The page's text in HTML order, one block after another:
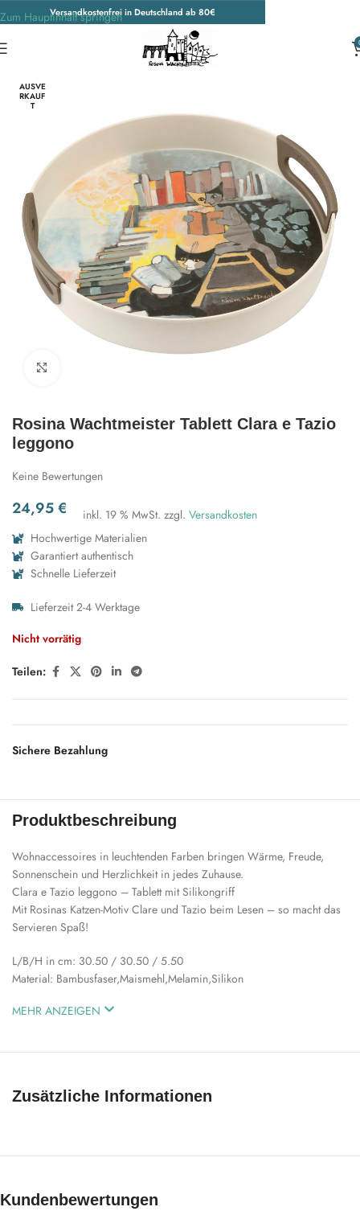
Versandkostenfrei in Deutschland ab 80€
Zum Hauptinhalt springen
AUSVE
RKAUF
T
Rosina Wachtmeister Tablett Clara e Tazio
leggono
Keine Bewertungen
24,95€ inkl. 19 % MwSt. zzgl. Versandkosten
Hochwertige Materialien
Garantiert authentisch
Schnelle Lieferzeit
Lieferzeit 2-4 Werktage
Nicht vorrätig
Teilen:
Sichere Bezahlung
Produktbeschreibung
Wohnaccessoires in leuchtenden Farben bringen Wärme, Freude,
Sonnenschein und Herzlichkeit in jedes Zuhause.
Clara e Tazio leggono – Tablett mit Silikongriff
Mit Rosinas Katzen-Motiv Clare und Tazio beim Lesen – so macht das
Servieren Spaß!
L/B/H in cm: 30.50 / 30.50 / 5.50
Material: Bambusfaser,Maismehl,Melamin,Silikon
MEHR ANZEIGEN
Zusätzliche Informationen
Kundenbewertungen